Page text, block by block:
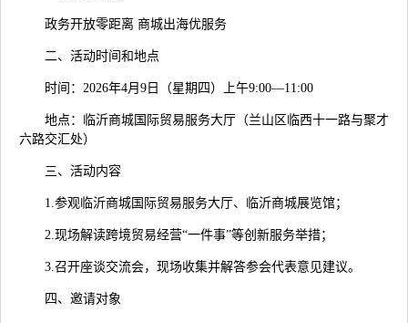
政务开放零距离 商城出海优服务‌
二、活动时间和地点
时间：2026年4月9日（星期四）上午9:00—11:00
地点：临沂商城国际贸易服务大厅（兰山区临西十一路与聚才
六路交汇处）
三、活动内容
1.参观临沂商城国际贸易服务大厅、‌临沂商城展览馆；
2.现场解读跨境贸易经营“一件事”等创新服务举措；
3.召开座谈交流会，现场收集并解答参会代表意见建议。
四、邀请对象